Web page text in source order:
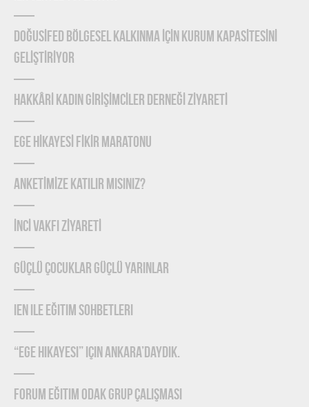
DOĞUSİFED BÖLGESEL KALKINMA İÇİN KURUM KAPASİTESİNİ
GELİŞTİRİYOR
HAKKÂRİ KADIN GİRİŞİMCİLER DERNEĞİ ZİYARETİ
EGE HİKAYESİ FİKİR MARATONU
ANKETİMİZE KATILIR MISINIZ?
İNCİ VAKFI ZİYARETİ
Güçlü Çocuklar Güçlü Yarınlar
IEN ile Eğitim Sohbetleri
“Ege Hikayesi” için Ankara’daydık.
Forum Eğitim Odak Grup Çalışması